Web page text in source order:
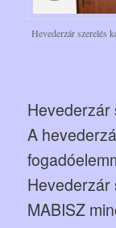
Hevederzár szerelés
Hevederzár
A
Hevederzár
MABISZ